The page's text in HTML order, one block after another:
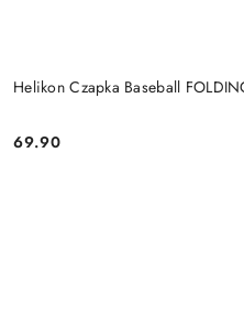
Helikon Czapka Baseball
Cena:
69.90